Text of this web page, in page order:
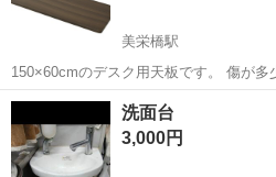
美栄橋駅
150×60cmのデスク用天板です。 傷が多少あります
出品します。 取引日時については調整
ジがありません。 3階アパートまで取り来てくれる方のみ くらしのeシ
ョップで購入...
沖縄 那覇市 美栄橋駅
洗面台
3,000円